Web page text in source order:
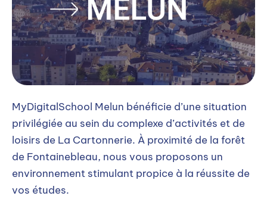
MyDigitalSchool Melun bénéficie d’une situation
privilégiée au sein du complexe d’activités et de
loisirs de La Cartonnerie. À proximité de la forêt
de Fontainebleau, nous vous proposons un
environnement stimulant propice à la réussite de
vos études.